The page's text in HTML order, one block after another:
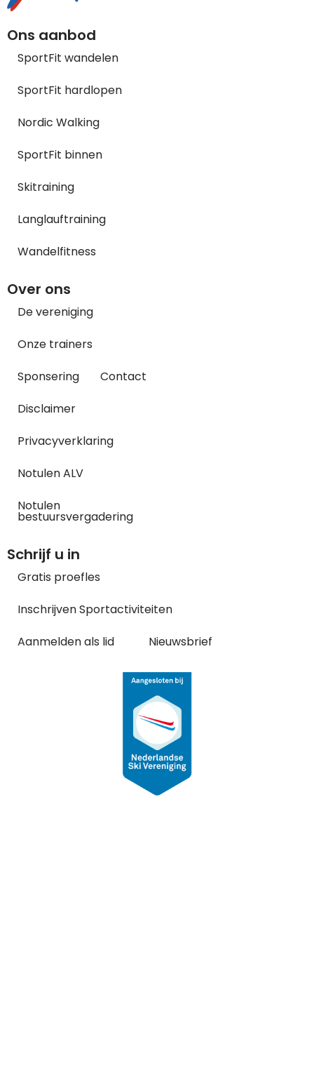
Ons aanbod
SportFit wandelen
SportFit hardlopen
Nordic Walking
SportFit binnen
Skitraining
Langlauftraining
Wandelfitness
Over ons
De vereniging
Onze trainers
Sponsering
Contact
Disclaimer
Privacyverklaring
Notulen ALV
Notulen
bestuursvergadering
Schrijf u in
Gratis proefles
Inschrijven Sportactiviteiten
Aanmelden als lid
Nieuwsbrief